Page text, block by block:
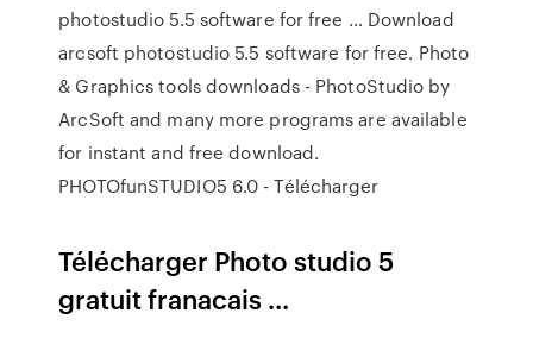
photostudio 5.5 software for free … Download
arcsoft photostudio 5.5 software for free. Photo
& Graphics tools downloads - PhotoStudio by
ArcSoft and many more programs are available
for instant and free download.
PHOTOfunSTUDIO5 6.0 - Télécharger
Télécharger Photo studio 5
gratuit franacais ...